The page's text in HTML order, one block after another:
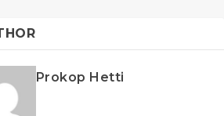
Prokop Hetti